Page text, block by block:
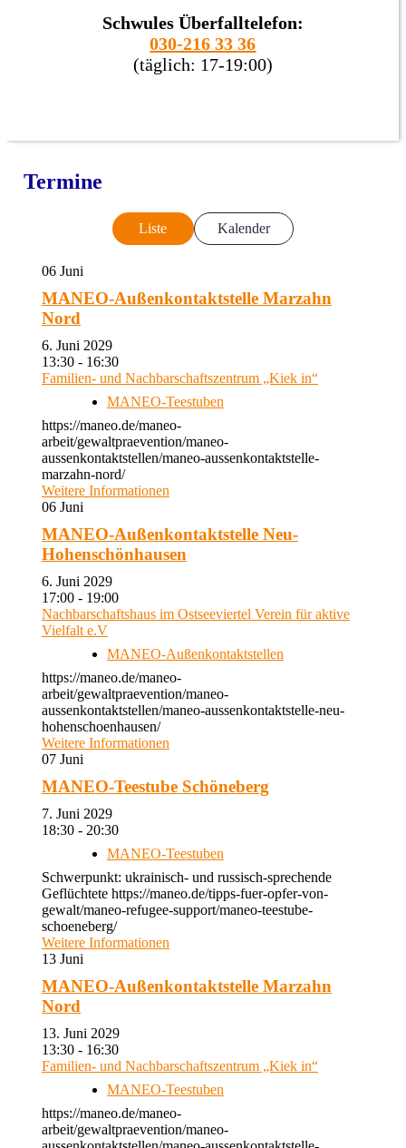
Schwules Überfalltelefon:
030-216 33 36
(täglich: 17-19:00)
Termine
Liste Kalender
06 Juni
MANEO-Außenkontaktstelle Marzahn
Nord
6. Juni 2029
13:30 - 16:30
Familien- und Nachbarschaftszentrum „Kiek in“
MANEO-Teestuben
https://maneo.de/maneo-
arbeit/gewaltpraevention/maneo-
aussenkontaktstellen/maneo-aussenkontaktstelle-
marzahn-nord/
Weitere Informationen
06 Juni
MANEO-Außenkontaktstelle Neu-
Hohenschönhausen
6. Juni 2029
17:00 - 19:00
Nachbarschaftshaus im Ostseeviertel Verein für aktive
Vielfalt e.V
MANEO-Außenkontaktstellen
https://maneo.de/maneo-
arbeit/gewaltpraevention/maneo-
aussenkontaktstellen/maneo-aussenkontaktstelle-neu-
hohenschoenhausen/
Weitere Informationen
07 Juni
MANEO-Teestube Schöneberg
7. Juni 2029
18:30 - 20:30
MANEO-Teestuben
Schwerpunkt: ukrainisch- und russisch-sprechende
Geflüchtete https://maneo.de/tipps-fuer-opfer-von-
gewalt/maneo-refugee-support/maneo-teestube-
schoeneberg/
Weitere Informationen
13 Juni
MANEO-Außenkontaktstelle Marzahn
Nord
13. Juni 2029
13:30 - 16:30
Familien- und Nachbarschaftszentrum „Kiek in“
MANEO-Teestuben
https://maneo.de/maneo-
arbeit/gewaltpraevention/maneo-